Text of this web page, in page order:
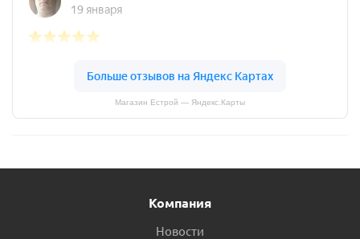
Магазин Естрой — Яндекс.Карты
Компания
Новости